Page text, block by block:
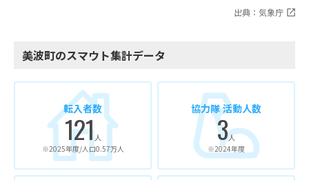
出典：気象庁
美波町のスマウト集計データ
転入者数
121人
※2025年度/人口0.57万人
協力隊 活動人数
3人
※2024年度